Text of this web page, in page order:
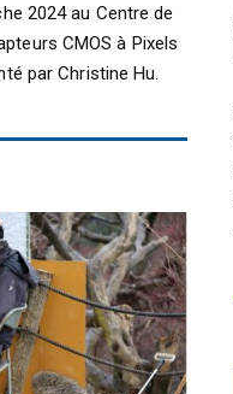
2024 au Centre de
CMOS à Pixels
par Christine Hu.